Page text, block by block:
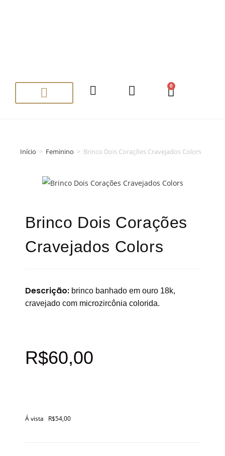
0
Início > Feminino > Brinco Dois Corações Cravejados Colors
Brinco Dois Corações
Cravejados Colors
Descrição: brinco banhado em ouro 18k,
cravejado com microzircônia colorida.
R$60,00
Á vista R$54,00